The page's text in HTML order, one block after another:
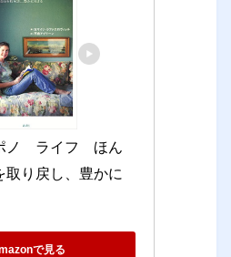
ノ　ライフ　ほん
取り戻し、豊かに
で見る